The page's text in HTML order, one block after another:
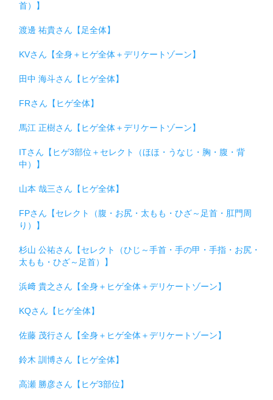
首）】
渡邊 祐貴さん【足全体】
KVさん【全身＋ヒゲ全体＋デリケートゾーン】
田中 海斗さん【ヒゲ全体】
FRさん【ヒゲ全体】
馬江 正樹さん【ヒゲ全体＋デリケートゾーン】
ITさん【ヒゲ3部位＋セレクト（ほほ・うなじ・胸・腹・背
中）】
山本 哉三さん【ヒゲ全体】
FPさん【セレクト（腹・お尻・太もも・ひざ～足首・肛門周
り）】
杉山 公祐さん【セレクト（ひじ～手首・手の甲・手指・お尻・
太もも・ひざ～足首）】
浜﨑 貴之さん【全身＋ヒゲ全体＋デリケートゾーン】
KQさん【ヒゲ全体】
佐藤 茂行さん【全身＋ヒゲ全体＋デリケートゾーン】
鈴木 訓博さん【ヒゲ全体】
高瀬 勝彦さん【ヒゲ3部位】